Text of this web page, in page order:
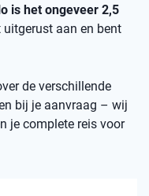
is het ongeveer 2,5
aan en bent
de verschillende
bij je aanvraag – wij
je complete reis voor